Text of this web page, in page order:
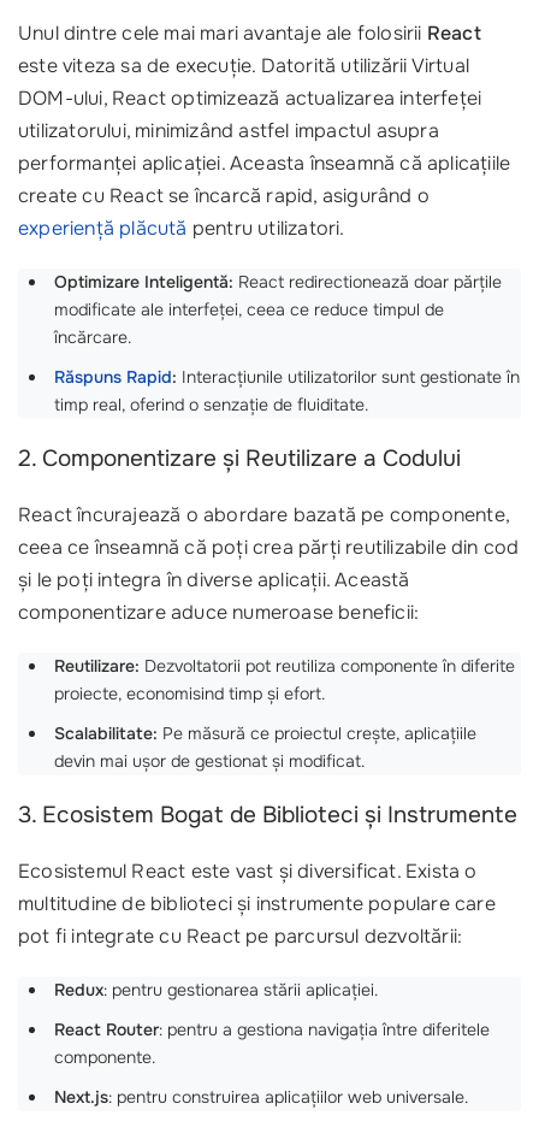
Unul dintre cele mai mari avantaje ale folosirii React
este viteza sa de execuție. Datorită utilizării Virtual
DOM-ului, React optimizează actualizarea interfeței
utilizatorului, minimizând astfel impactul asupra
performanței aplicației. Aceasta înseamnă că aplicațiile
create cu React se încarcă rapid, asigurând o
experiență plăcută pentru utilizatori.
Optimizare Inteligentă: React redirectionează doar părțile
modificate ale interfeței, ceea ce reduce timpul de
încărcare.
Răspuns Rapid: Interacțiunile utilizatorilor sunt gestionate în
timp real, oferind o senzație de fluiditate.
2. Componentizare și Reutilizare a Codului
React încurajează o abordare bazată pe componente,
ceea ce înseamnă că poți crea părți reutilizabile din cod
și le poți integra în diverse aplicații. Această
componentizare aduce numeroase beneficii:
Reutilizare: Dezvoltatorii pot reutiliza componente în diferite
proiecte, economisind timp și efort.
Scalabilitate: Pe măsură ce proiectul crește, aplicațiile
devin mai ușor de gestionat și modificat.
3. Ecosistem Bogat de Biblioteci și Instrumente
Ecosistemul React este vast și diversificat. Exista o
multitudine de biblioteci și instrumente populare care
pot fi integrate cu React pe parcursul dezvoltării:
Redux: pentru gestionarea stării aplicației.
React Router: pentru a gestiona navigația între diferitele
componente.
Next.js: pentru construirea aplicațiilor web universale.